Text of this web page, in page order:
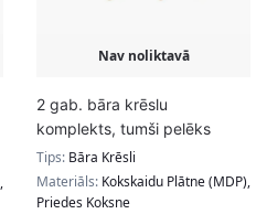
Nav noliktavā
2 gab. bāra krēslu
komplekts, tumši pelēks
Tips: Bāra Krēsli
Materiāls: Kokskaidu Plātne (MDP),
Priedes Koksne